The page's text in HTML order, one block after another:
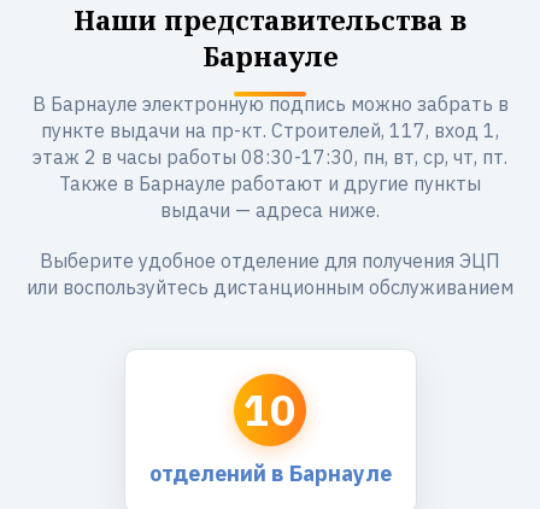
Наши представительства в
Барнауле
В Барнауле электронную подпись можно забрать в
пункте выдачи на пр-кт. Строителей, 117, вход 1,
этаж 2 в часы работы 08:30-17:30, пн, вт, ср, чт, пт.
Также в Барнауле работают и другие пункты
выдачи — адреса ниже.
Выберите удобное отделение для получения ЭЦП
или воспользуйтесь дистанционным обслуживанием
10
отделений в Барнауле